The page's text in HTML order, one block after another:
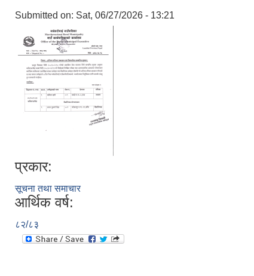
Submitted on: Sat, 06/27/2026 - 13:21
प्रकार:
सूचना तथा समाचार
आर्थिक वर्ष:
८२/८३